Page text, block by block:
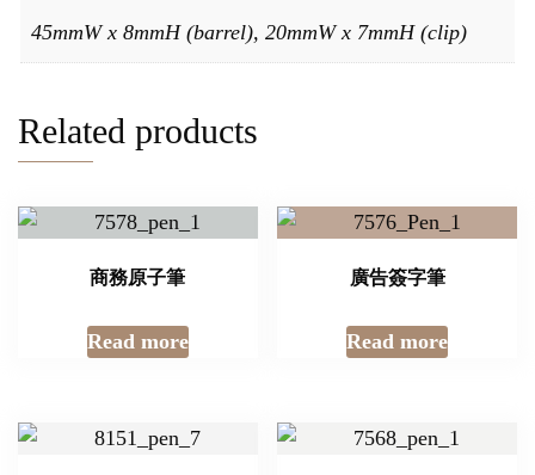
45mmW x 8mmH (barrel), 20mmW x 7mmH (clip)
Related products
商務原子筆
Read more
廣告簽字筆
Read more